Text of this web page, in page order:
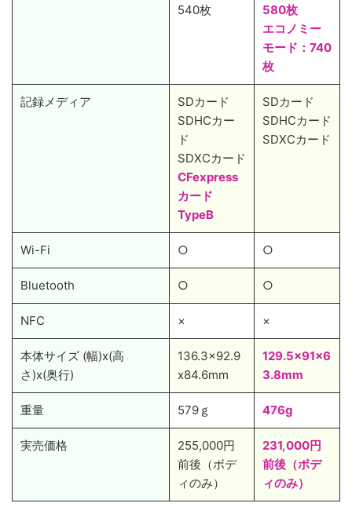
540枚
580枚
エコノミー
モード：740
枚
記録メディア
SDカード
SDHCカー
ド
SDXCカード
CFexpress
カード
TypeB
SDカード
SDHCカード
SDXCカード
Wi-Fi ○ ○
Bluetooth ○ ○
NFC × ×
本体サイズ (幅)x(高
さ)x(奥行)
136.3x92.9
x84.6mm
129.5x91x6
3.8mm
重量 579ｇ 476g
実売価格
255,000円
前後（ボデ
ィのみ）
231,000円
前後（ボデ
ィのみ）